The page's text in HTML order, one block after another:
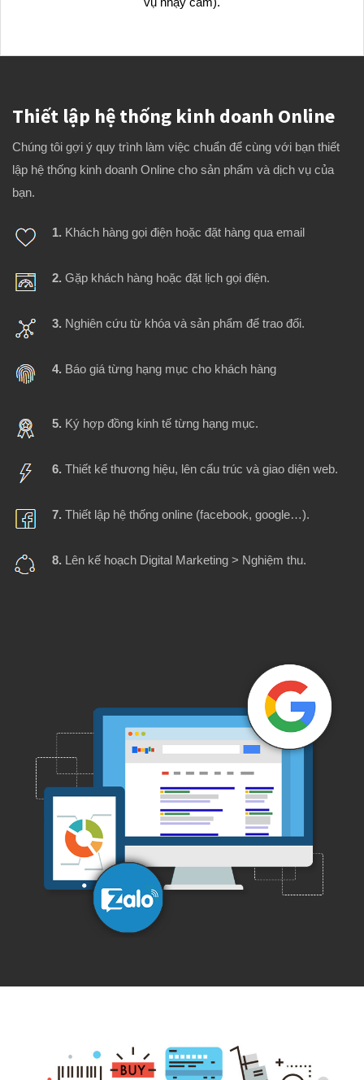
vụ nhạy cảm).
Thiết lập hệ thống kinh doanh Online
Chúng tôi gợi ý quy trình làm việc chuẩn để cùng với bạn thiết
lập hệ thống kinh doanh Online cho sản phẩm và dịch vụ của
bạn.
1. Khách hàng gọi điện hoặc đặt hàng qua email
2. Gặp khách hàng hoặc đặt lịch gọi điện.
3. Nghiên cứu từ khóa và sản phẩm để trao đổi.
4. Báo giá từng hạng mục cho khách hàng
5. Ký hợp đồng kinh tế từng hạng mục.
6. Thiết kế thương hiệu, lên cấu trúc và giao diện web.
7. Thiết lập hệ thống online (facebook, google…).
8. Lên kế hoạch Digital Marketing > Nghiệm thu.